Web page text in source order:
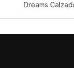
Dreams